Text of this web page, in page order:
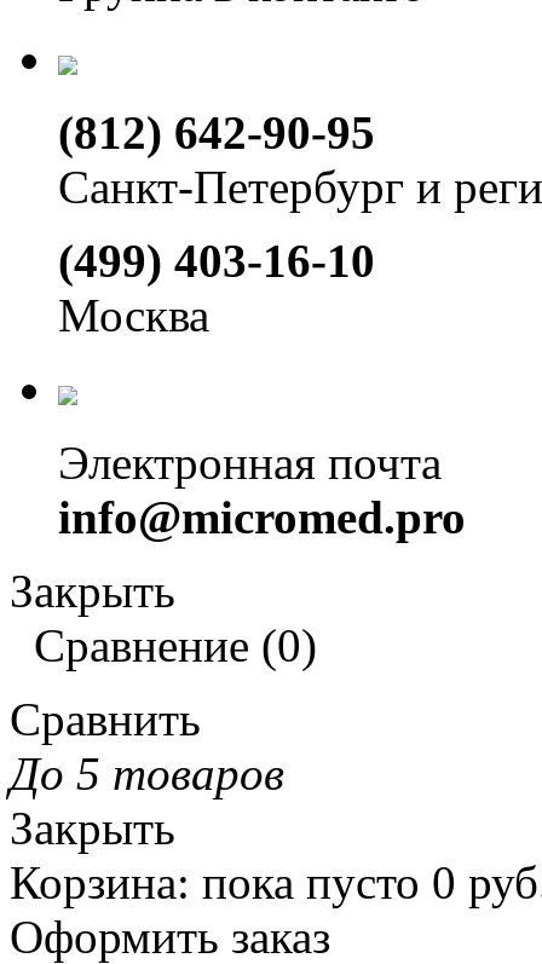
(812) 642-90-95
Санкт-Петербург и
(499) 403-16-10
Москва
Электронная почта
info@micromed.pro
Закрыть
Сравнение (0)
Сравнить
До 5 товаров
Закрыть
Корзина: пока пусто 0
Оформить заказ